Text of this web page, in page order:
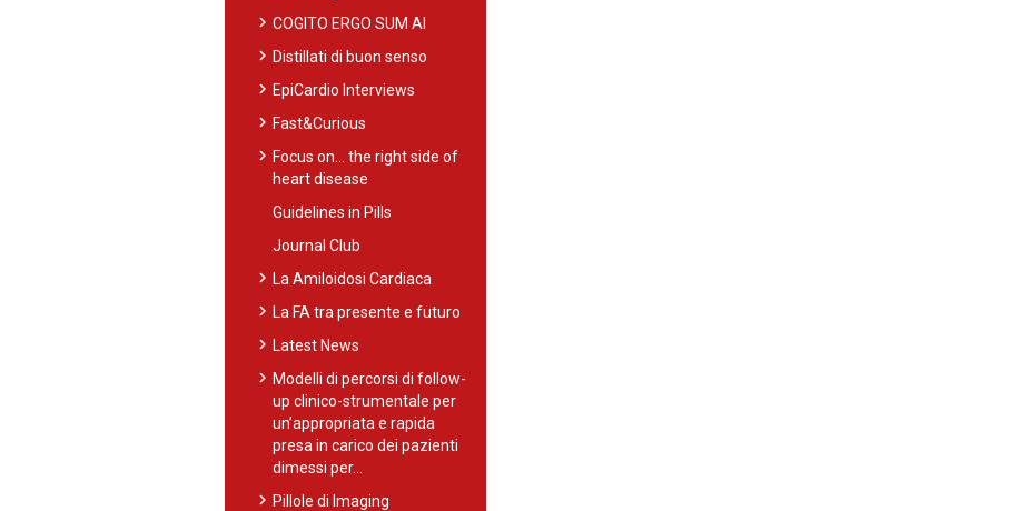
chevron_rightCOGITO ERGO SUM AI
chevron_rightDistillati di buon senso
chevron_rightEpiCardio Interviews
chevron_rightFast&Curious
chevron_rightFocus on… the right side of
heart disease
Guidelines in Pills
Journal Club
chevron_rightLa Amiloidosi Cardiaca
chevron_rightLa FA tra presente e futuro
chevron_rightLatest News
chevron_rightModelli di percorsi di follow-
up clinico-strumentale per
un’appropriata e rapida
presa in carico dei pazienti
dimessi per…
chevron_rightPillole di Imaging